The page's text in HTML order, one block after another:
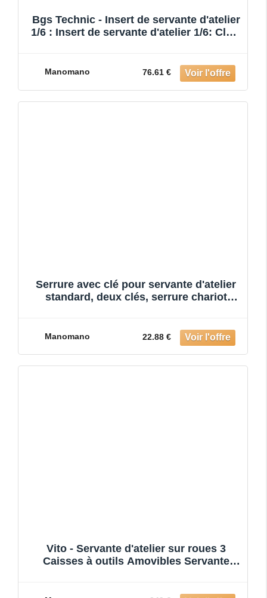
Bgs Technic - Insert de servante d'atelier
1/6 : Insert de servante d'atelier 1/6: Clé à
Manomano 76.61 €
Serrure avec clé pour servante d'atelier
standard, deux clés, serrure chariot
Manomano 22.88 €
Vito - Servante d'atelier sur roues 3
Caisses à outils Amovibles Servante